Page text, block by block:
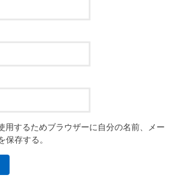
用するためブラウザーに自分の名前、メー
保存する。